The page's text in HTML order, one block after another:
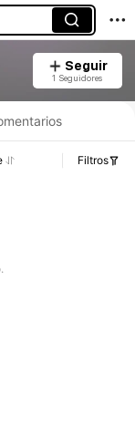
Seguir
1 Seguidores
Filtros